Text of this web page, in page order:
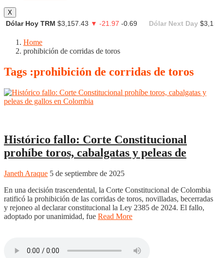
X
Dólar Hoy TRM $3,157.43 ▼ -21.97 -0.69 Dólar Next Day
Home
prohibición de corridas de toros
Tags :prohibición de corridas de toros
Histórico fallo: Corte Constitucional
prohíbe toros, cabalgatas y peleas de
Janeth Araque 5 de septiembre de 2025
En una decisión trascendental, la Corte Constitucional de Colombia
ratificó la prohibición de las corridas de toros, novilladas, becerradas
y rejoneo al declarar constitucional la Ley 2385 de 2024. El fallo,
adoptado por unanimidad, fue Read More